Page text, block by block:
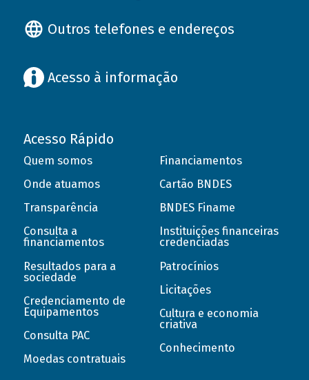
Outros telefones e endereços
Acesso à informação
Acesso Rápido
Quem somos
Onde atuamos
Transparência
Consulta a
financiamentos
Resultados para a
sociedade
Credenciamento de
Equipamentos
Consulta PAC
Moedas contratuais
Financiamentos
Cartão BNDES
BNDES Finame
Instituições financeiras
credenciadas
Patrocínios
Licitações
Cultura e economia
criativa
Conhecimento